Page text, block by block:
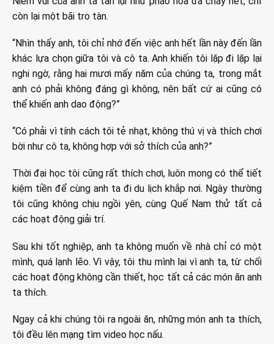
còn lại một bãi tro tàn.
“Nhìn thấy anh, tôi chỉ nhớ đến việc anh hết lần này đến lần
khác lựa chọn giữa tôi và cô ta. Anh khiến tôi lặp đi lặp lại
nghi ngờ, rằng hai mươi mấy năm của chúng ta, trong mắt
anh có phải không đáng gì không, nên bất cứ ai cũng có
thể khiến anh dao động?”
“Có phải vì tính cách tôi tẻ nhạt, không thú vị và thích chơi
bời như cô ta, không hợp với sở thích của anh?”
Thời đại học tôi cũng rất thích chơi, luôn mong có thể tiết
kiệm tiền để cùng anh ta đi du lịch khắp nơi. Ngày thường
tôi cũng không chịu ngồi yên, cùng Quế Nam thử tất cả
các hoạt động giải trí.
Sau khi tốt nghiệp, anh ta không muốn về nhà chỉ có một
mình, quá lạnh lẽo. Vì vậy, tôi thu mình lại vì anh ta, từ chối
các hoạt động không cần thiết, học tất cả các món ăn anh
ta thích.
Ngay cả khi chúng tôi ra ngoài ăn, những món anh ta thích,
tôi đều lên mạng tìm video học nấu.